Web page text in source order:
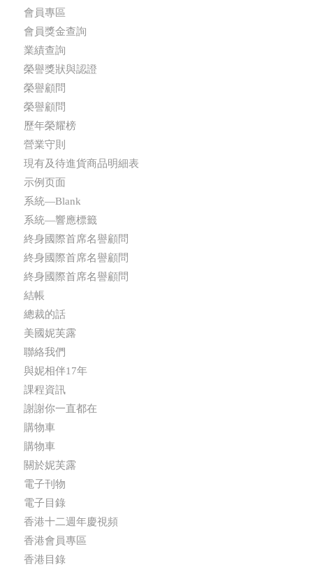
會員專區
會員獎金查詢
業績查詢
榮譽獎狀與認證
榮譽顧問
榮譽顧問
歷年榮耀榜
營業守則
現有及待進貨商品明細表
示例页面
系統—Blank
系統—響應標籤
終身國際首席名譽顧問
終身國際首席名譽顧問
終身國際首席名譽顧問
結帳
總裁的話
美國妮芙露
聯絡我們
與妮相伴17年
課程資訊
謝謝你一直都在
購物車
購物車
關於妮芙露
電子刊物
電子目錄
香港十二週年慶視頻
香港會員專區
香港目錄